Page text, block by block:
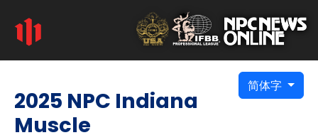
简体字
2025 NPC Indiana
Muscle